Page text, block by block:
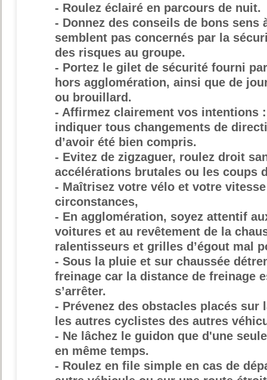
- Roulez éclairé en parcours de nuit.
- Donnez des conseils de bons sens
semblent pas concernés par la
des risques au groupe.
- Portez le gilet de sécurité fourni
hors agglomération, ainsi que de
ou brouillard.
- Affirmez clairement vos intentions
indiquer tous changements de
d’avoir été bien compris.
- Evitez de zigzaguer, roulez droit
accélérations brutales ou les coups
- Maîtrisez votre vélo et votre
circonstances,
- En agglomération, soyez attentif
voitures et au revêtement de la
ralentisseurs et grilles d’égout mal
- Sous la pluie et sur chaussée
freinage car la distance de freinage
s’arrêter.
- Prévenez des obstacles placés sur
les autres cyclistes des autres
- Ne lâchez le guidon que d'une
en même temps.
- Roulez en file simple en cas de